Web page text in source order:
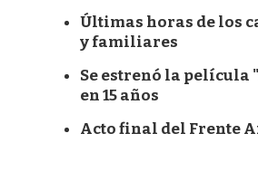
Últimas horas de los
y familiares
Se estrenó la película
en 15 años
Acto final del Frente